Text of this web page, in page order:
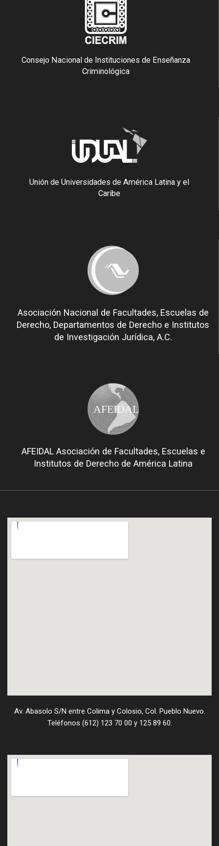
Consejo Nacional de Instituciones de Enseñanza
Criminológica
Unión de Universidades de América Latina y el
Caribe
Asociación Nacional de Facultades, Escuelas de
Derecho, Departamentos de Derecho e Institutos
de Investigación Jurídica, A.C.
AFEIDAL
AFEIDAL Asociación de Facultades, Escuelas e
Institutos de Derecho de América Latina
Av. Abasolo S/N entre Colima y Colosio, Col. Pueblo Nuevo.
Teléfonos (612) 123 70 00 y 125 89 60.